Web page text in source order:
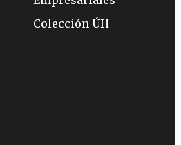
Colección ÚH